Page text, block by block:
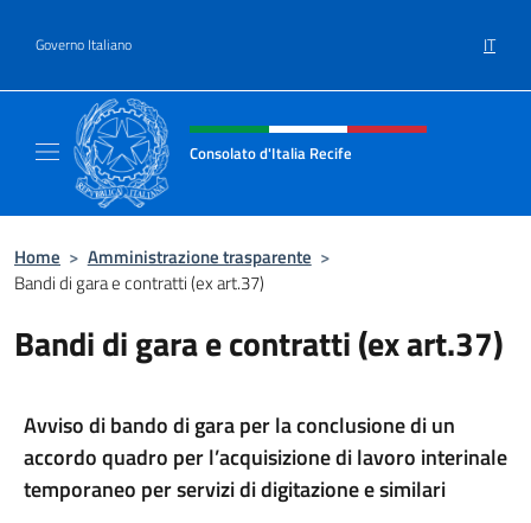
Governo Italiano IT
Intestazione sito, social e menù
Consolato d'Italia Recife
Home > Amministrazione trasparente >
Bandi di gara e contratti (ex art.37)
Bandi di gara e contratti (ex art.37)
Avviso di bando di gara per la conclusione di un
accordo quadro per l’acquisizione di lavoro interinale
temporaneo per servizi di digitazione e similari